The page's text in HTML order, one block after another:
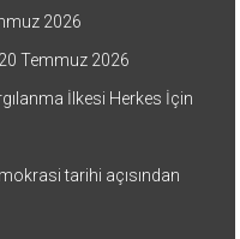
2026
20 Temmuz 2026
İlkesi Herkes İçin
tarihi açısından